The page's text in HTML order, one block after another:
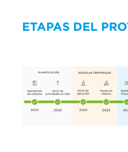
ETAPAS DEL